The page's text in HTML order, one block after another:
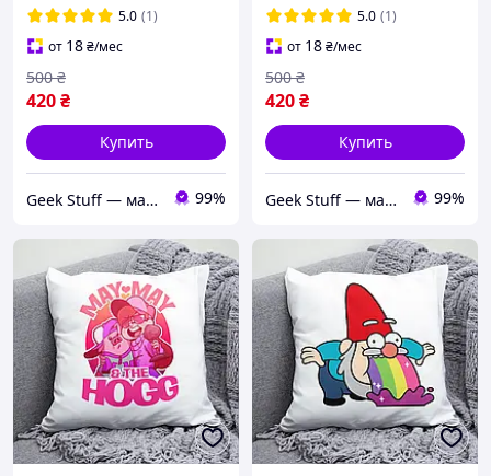
5.0 (1)
от 18₴/мес
420₴
500 ₴
Купить
Geek Stuff — магазин аниме, гиков, Kpop товаров. Сувениры с вашим принтом и полиграфия 99%
5.0 (1)
от 18₴/мес
420₴
500 ₴
Купить
Geek Stuff — магазин аниме, гиков, Kpop товаров. Сувениры с вашим принтом и полиграфия 99%